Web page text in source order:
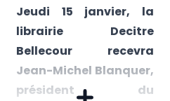
Jeudi 15 janvier, la
librairie Decitre
Bellecour recevra
Jean-Michel Blanquer,
président du